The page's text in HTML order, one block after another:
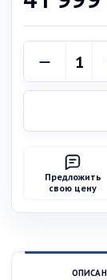
Предложить
свою цену